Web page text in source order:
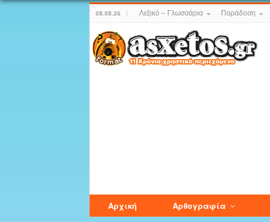
08.08.26 Λεξικό – Γλωσσάρια Παράδοση
Αρχική Αρθογραφία